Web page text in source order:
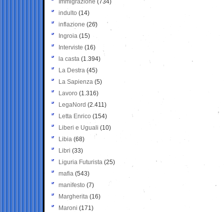
Immigrazione (734)
indulto (14)
inflazione (26)
Ingroia (15)
Interviste (16)
la casta (1.394)
La Destra (45)
La Sapienza (5)
Lavoro (1.316)
LegaNord (2.411)
Letta Enrico (154)
Liberi e Uguali (10)
Libia (68)
Libri (33)
Liguria Futurista (25)
mafia (543)
manifesto (7)
Margherita (16)
Maroni (171)